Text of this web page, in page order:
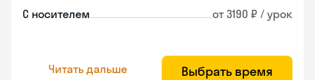
С носителем от 3190 ₽ / урок
Читать дальше Выбрать время